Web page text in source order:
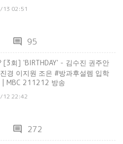
13 02:51
comment 95
[3회] 'BIRTHDAY' - 김수진 권주안
경 이지원 조은 #방과후설렘 입학
| MBC 211212 방송
12 22:42
comment 272